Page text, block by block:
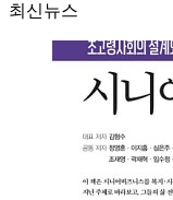
최신뉴스